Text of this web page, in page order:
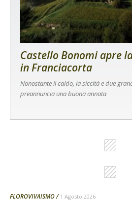
Castello Bonomi apre
in Franciacorta
Nonostante il caldo, la siccità e due
preannuncia una buona annata
FLOROVIVAISMO 1 Agosto 2026